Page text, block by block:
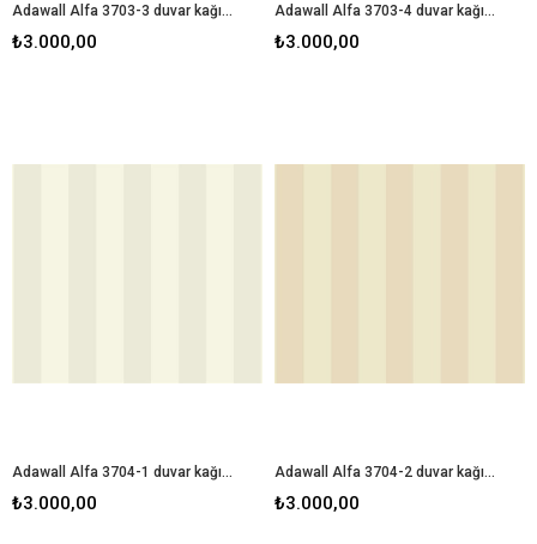
Adawall Alfa 3703-3 duvar kağıdı
₺3.000,00
Adawall Alfa 3703-4 duvar kağıdı
₺3.000,00
Adawall Alfa 3704-1 duvar kağıdı
₺3.000,00
Adawall Alfa 3704-2 duvar kağıdı
₺3.000,00